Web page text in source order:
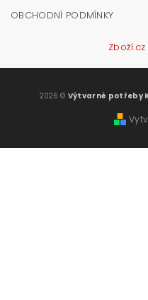
OBCHODNÍ PODMÍNKY
Zboží.cz
2026 © Výtvarné potřeby